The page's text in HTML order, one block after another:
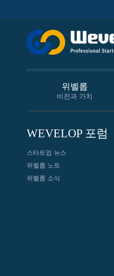
위벨롭
비전과 가치
WEVELOP 포럼
스타트업 뉴스
위벨롭 노트
위벨롭 소식